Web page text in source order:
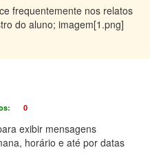
frequentemente nos relatos
do aluno; imagem[1.png]
0
exibir mensagens
horário e até por datas